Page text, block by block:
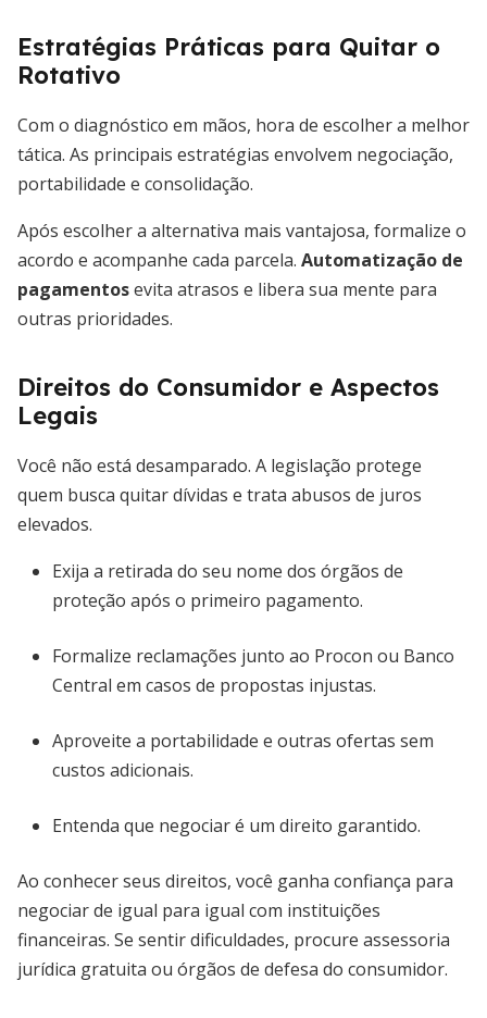
Estratégias Práticas para Quitar o
Rotativo
Com o diagnóstico em mãos, hora de escolher a melhor
tática. As principais estratégias envolvem negociação,
portabilidade e consolidação.
Após escolher a alternativa mais vantajosa, formalize o
acordo e acompanhe cada parcela. Automatização de
pagamentosevita atrasos e libera sua mente para
outras prioridades.
Direitos do Consumidor e Aspectos
Legais
Você não está desamparado. A legislação protege
quem busca quitar dívidas e trata abusos de juros
elevados.
Exija a retirada do seu nome dos órgãos de
proteção após o primeiro pagamento.
Formalize reclamações junto ao Procon ou Banco
Central em casos de propostas injustas.
Aproveite a portabilidade e outras ofertas sem
custos adicionais.
Entenda que negociar é um direito garantido.
Ao conhecer seus direitos, você ganha confiança para
negociar de igual para igual com instituições
financeiras. Se sentir dificuldades, procure assessoria
jurídica gratuita ou órgãos de defesa do consumidor.